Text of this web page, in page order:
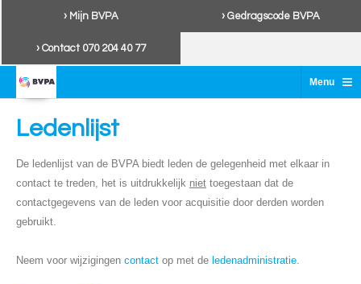
› Mijn BVPA › Gedragscode BVPA
› Contact 070 204 40 77
Menu ≡
Ledenlijst
De ledenlijst van de BVPA biedt leden de gelegenheid met elkaar in
contact te treden, het is uitdrukkelijk niet toegestaan dat de
contactgegevens van de leden voor acquisitie door derden worden
gebruikt.
Neem voor wijzigingen contact op met de ledenadministratie.